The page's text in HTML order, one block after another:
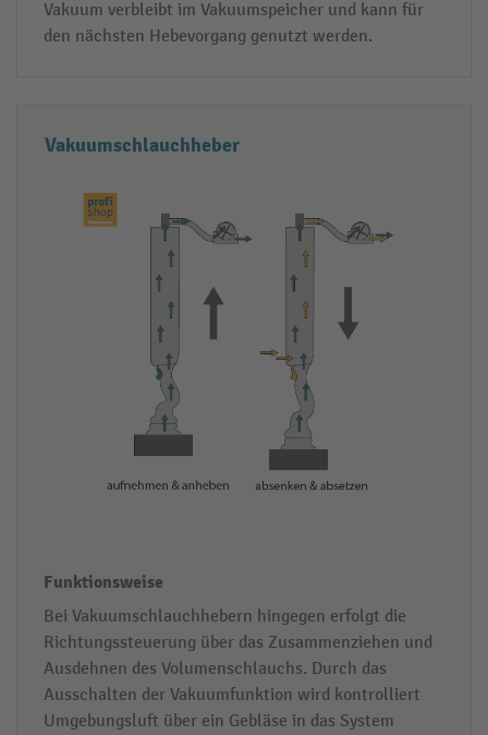
Vakuum verbleibt im Vakuumspeicher und kann für
den nächsten Hebevorgang genutzt werden.
Vakuumschlauchheber
Bei Vakuumschlauchhebern hingegen erfolgt die
Richtungssteuerung über das Zusammenziehen und
Ausdehnen des Volumenschlauchs. Durch das
Ausschalten der Vakuumfunktion wird kontrolliert
Umgebungsluft über ein Gebläse in das System